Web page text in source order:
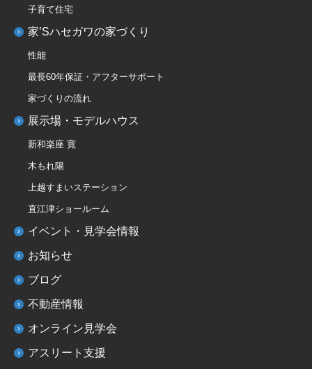
子育て住宅
家’Sハセガワの家づくり
性能
最長60年保証・アフターサポート
家づくりの流れ
展示場・モデルハウス
新和楽座 寛
木もれ陽
上越すまいステーション
直江津ショールーム
イベント・見学会情報
お知らせ
ブログ
不動産情報
オンライン見学会
アスリート支援